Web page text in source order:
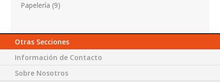
Papelería (9)
Otras Secciones
Información de Contacto
Sobre Nosotros